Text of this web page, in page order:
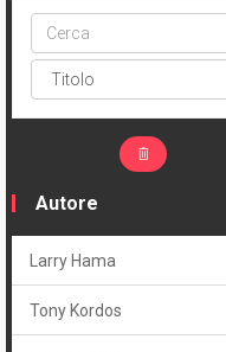
Cerca
ptype
Autore
Larry Hama
Tony Kordos